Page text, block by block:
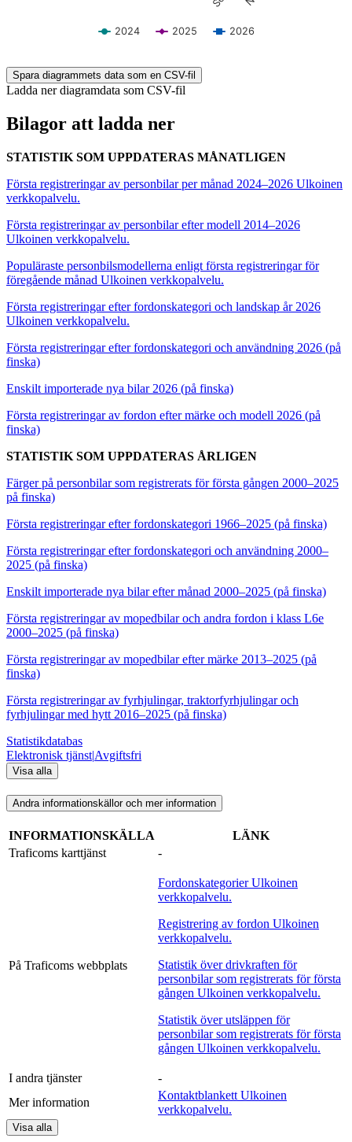
2024 2025 2026
Spara diagrammets data som en CSV-fil
Ladda ner diagramdata som CSV-fil
Bilagor att ladda ner
STATISTIK SOM UPPDATERAS MÅNATLIGEN
Första registreringar av personbilar per månad 2024–2026 Ulkoinen
verkkopalvelu.
Första registreringar av personbilar efter modell 2014–2026
Ulkoinen verkkopalvelu.
Populäraste personbilsmodellerna enligt första registreringar för
föregående månad Ulkoinen verkkopalvelu.
Första registreringar efter fordonskategori och landskap år 2026
Ulkoinen verkkopalvelu.
Första registreringar efter fordonskategori och användning 2026 (på
finska)
Enskilt importerade nya bilar 2026 (på finska)
Första registreringar av fordon efter märke och modell 2026 (på
finska)
STATISTIK SOM UPPDATERAS ÅRLIGEN
Färger på personbilar som registrerats för första gången 2000–2025
på finska)
Första registreringar efter fordonskategori 1966–2025 (på finska)
Första registreringar efter fordonskategori och användning 2000–
2025 (på finska)
Enskilt importerade nya bilar efter månad 2000–2025 (på finska)
Första registreringar av mopedbilar och andra fordon i klass L6e
2000–2025 (på finska)
Första registreringar av mopedbilar efter märke 2013–2025 (på
finska)
Första registreringar av fyrhjulingar, traktorfyrhjulingar och
fyrhjulingar med hytt 2016–2025 (på finska)
Statistikdatabas
Elektronisk tjänst|Avgiftsfri
Visa alla
Andra informationskällor och mer information
INFORMATIONSKÄLLA
LÄNK
Traficoms karttjänst
-
På Traficoms webbplats
Fordonskategorier Ulkoinen
verkkopalvelu.
Registrering av fordon Ulkoinen
verkkopalvelu.
Statistik över drivkraften för
personbilar som registrerats för första
gången Ulkoinen verkkopalvelu.
Statistik över utsläppen för
personbilar som registrerats för första
gången Ulkoinen verkkopalvelu.
I andra tjänster
-
Mer information
Kontaktblankett Ulkoinen
verkkopalvelu.
Visa alla